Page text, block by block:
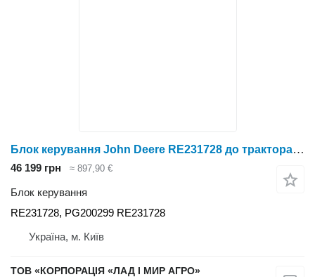
Блок керування John Deere RE231728 до трактора колісного John Deere
46 199 грн ≈ 897,90 €
Блок керування
RE231728, PG200299 RE231728
Україна, м. Київ
ТОВ «КОРПОРАЦІЯ «ЛАД І МИР АГРО»